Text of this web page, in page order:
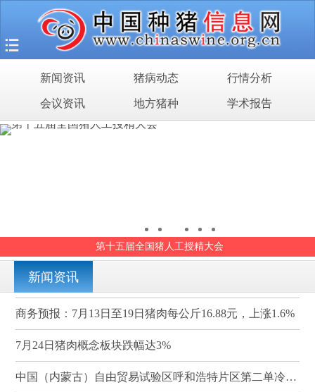
新闻资讯 猪病动态 行情分析
会议资讯 地方猪种 学术报告
第十五届全国猪人工授精大会
新闻资讯
商务预报：7月13日至19日猪肉每公斤16.88元，上涨1.6%
7月24日猪肉概念板块跌幅达3%
中国（内蒙古）自由贸易试验区呼和浩特片区第二单冷冻猪肉发往蒙古国
首页
猪场之旅
新闻资讯
猪病动态